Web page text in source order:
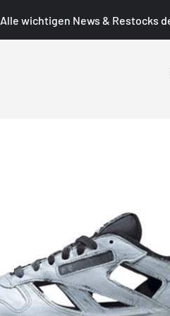
Alle wichtigen News & Restocks